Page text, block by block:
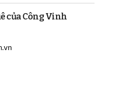
của Công Vinh